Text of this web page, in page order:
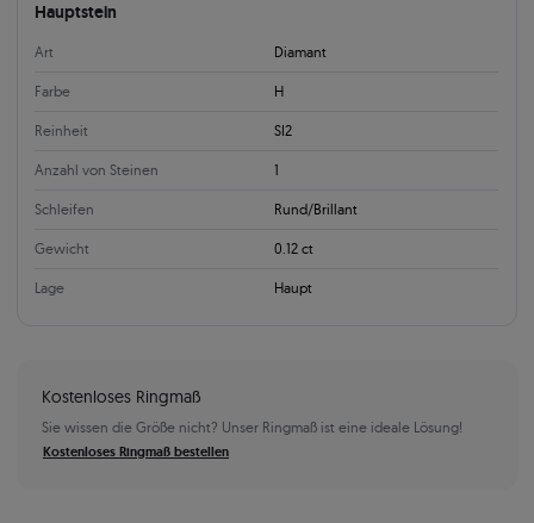
Hauptstein
Art Diamant
Farbe H
Reinheit SI2
Anzahl von Steinen 1
Schleifen Rund/Brillant
Gewicht 0.12 ct
Lage Haupt
Kostenloses Ringmaß
Sie wissen die Größe nicht? Unser Ringmaß ist eine ideale Lösung!
Kostenloses Ringmaß bestellen